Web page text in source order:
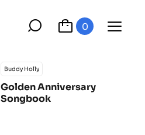
0
Buddy Holly
Golden Anniversary
Songbook